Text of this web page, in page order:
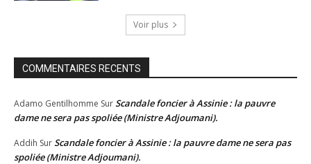
Voir plus
COMMENTAIRES RECENTS
Adamo Gentilhomme SurScandale foncier à Assinie : la pauvre
dame ne sera pas spoliée (Ministre Adjoumani).
Addih SurScandale foncier à Assinie : la pauvre dame ne sera pas
spoliée (Ministre Adjoumani).